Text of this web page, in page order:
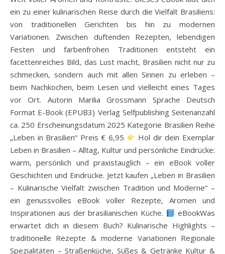
ein zu einer kulinarischen Reise durch die Vielfalt Brasiliens:
von traditionellen Gerichten bis hin zu modernen
Variationen. Zwischen duftenden Rezepten, lebendigen
Festen und farbenfrohen Traditionen entsteht ein
facettenreiches Bild, das Lust macht, Brasilien nicht nur zu
schmecken, sondern auch mit allen Sinnen zu erleben –
beim Nachkochen, beim Lesen und vielleicht eines Tages
vor Ort. Autorin Marilia Grossmann Sprache Deutsch
Format E-Book (EPUB3) Verlag Selfpublishing Seitenanzahl
ca. 250 Erscheinungsdatum 2025 Kategorie Brasilien Reihe
„Leben in Brasilien“ Preis € 6,95
Hol dir dein Exemplar
Leben in Brasilien – Alltag, Kultur und persönliche Eindrücke:
warm, persönlich und praxistauglich – ein eBook voller
Geschichten und Eindrücke. Jetzt kaufen „Leben in Brasilien
– Kulinarische Vielfalt zwischen Tradition und Moderne“ –
ein genussvolles eBook voller Rezepte, Aromen und
Inspirationen aus der brasilianischen Küche.
eBookWas
erwartet dich in diesem Buch? Kulinarische Highlights –
traditionelle Rezepte & moderne Variationen Regionale
Spezialitäten – Straßenküche, Süßes & Getränke Kultur &